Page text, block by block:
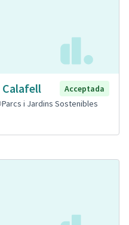
Calafell
Acceptada
Parcs i Jardins Sostenibles